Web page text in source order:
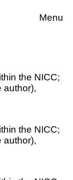
Menu
the NICC;
author),
the NICC;
author),